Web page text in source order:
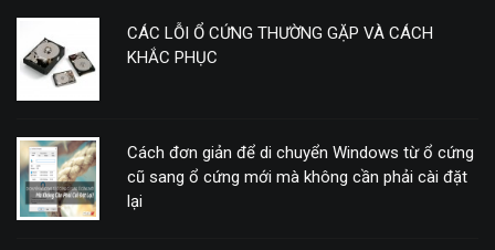
CÁC LỖI Ổ CỨNG THƯỜNG GẶP VÀ CÁCH
KHẮC PHỤC
Cách đơn giản để di chuyển Windows từ ổ cứng
cũ sang ổ cứng mới mà không cần phải cài đặt
lại